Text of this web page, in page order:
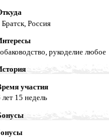
Братск, Россия
рукоделие любое
участия
лет 15 недель